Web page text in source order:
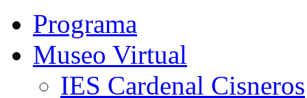
Programa
Museo Virtual
IES Cardenal Cisneros